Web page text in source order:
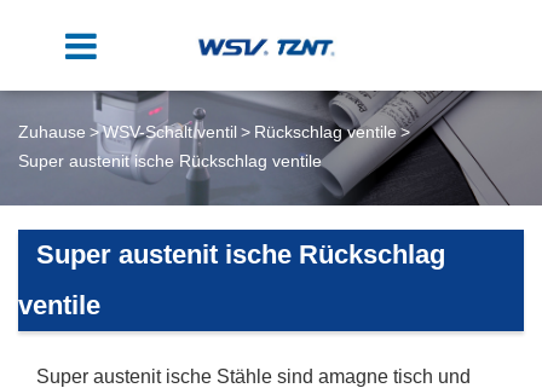
Zuhause WSV-Schalt ventil
Rückschlag ventile
Super austenit ische Rückschlag ventile
Super austenit ische Rückschlag
ventile
Super austenit ische Stähle sind amagne tisch und